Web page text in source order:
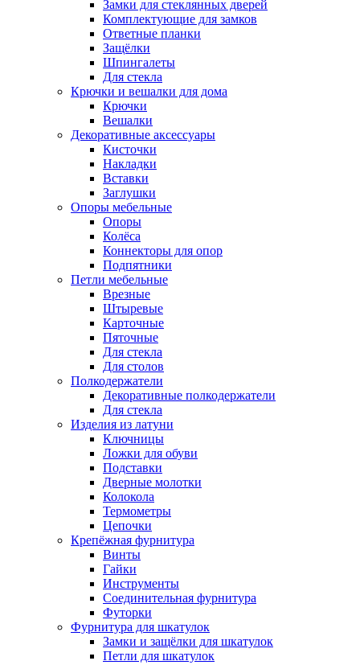
Замки для стеклянных дверей
Комплектующие для замков
Ответные планки
Защёлки
Шпингалеты
Для стекла
Крючки и вешалки для дома
Крючки
Вешалки
Декоративные аксессуары
Кисточки
Накладки
Вставки
Заглушки
Опоры мебельные
Опоры
Колёса
Коннекторы для опор
Подпятники
Петли мебельные
Врезные
Штыревые
Карточные
Пяточные
Для стекла
Для столов
Полкодержатели
Декоративные полкодержатели
Для стекла
Изделия из латуни
Ключницы
Ложки для обуви
Подставки
Дверные молотки
Колокола
Термометры
Цепочки
Крепёжная фурнитура
Винты
Гайки
Инструменты
Соединительная фурнитура
Футорки
Фурнитура для шкатулок
Замки и защёлки для шкатулок
Петли для шкатулок